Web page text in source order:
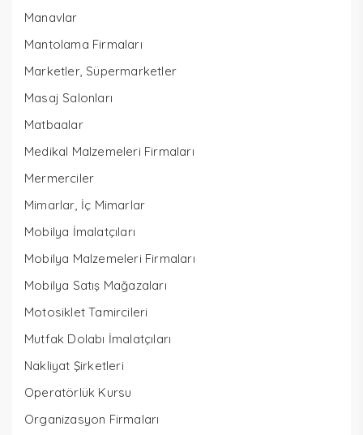
Manavlar
Mantolama Firmaları
Marketler, Süpermarketler
Masaj Salonları
Matbaalar
Medikal Malzemeleri Firmaları
Mermerciler
Mimarlar, İç Mimarlar
Mobilya İmalatçıları
Mobilya Malzemeleri Firmaları
Mobilya Satış Mağazaları
Motosiklet Tamircileri
Mutfak Dolabı İmalatçıları
Nakliyat Şirketleri
Operatörlük Kursu
Organizasyon Firmaları